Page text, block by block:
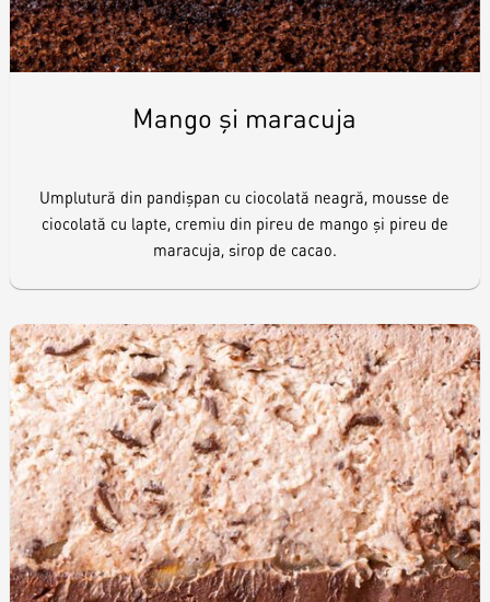
Mango și maracuja
Umplutură din pandișpan cu ciocolată neagră, mousse de
ciocolată cu lapte, cremiu din pireu de mango și pireu de
maracuja, sirop de cacao.